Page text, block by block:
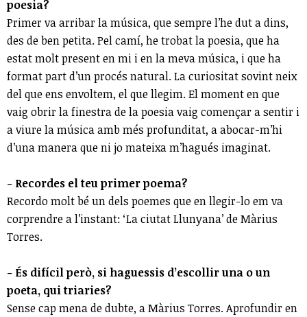
poesia?
Primer va arribar la música, que sempre l’he dut a dins,
des de ben petita. Pel camí, he trobat la poesia, que ha
estat molt present en mi i en la meva música, i que ha
format part d’un procés natural. La curiositat sovint neix
del que ens envoltem, el que llegim. El moment en que
vaig obrir la finestra de la poesia vaig començar a sentir i
a viure la música amb més profunditat, a abocar-m’hi
d’una manera que ni jo mateixa m’hagués imaginat.
- Recordes el teu primer poema?
Recordo molt bé un dels poemes que en llegir-lo em va
corprendre a l’instant: ‘La ciutat Llunyana’ de Màrius
Torres.
- És difícil però, si haguessis d’escollir una o un
poeta, qui triaries?
Sense cap mena de dubte, a Màrius Torres. Aprofundir en